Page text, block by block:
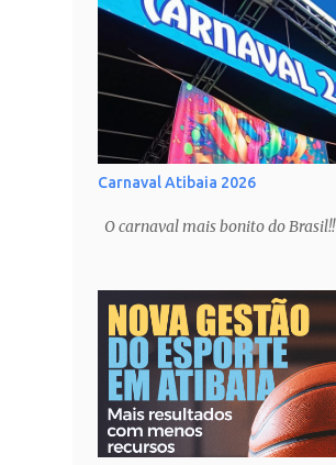
Carnaval Atibaia 2026
O carnaval mais bonito do Brasil!!